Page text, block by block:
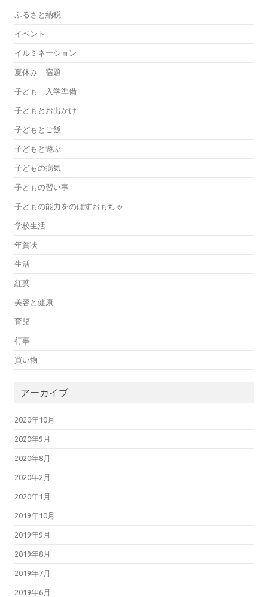
ふるさと納税
イベント
イルミネーション
夏休み 宿題
子ども 入学準備
子どもとお出かけ
子どもとご飯
子どもと遊ぶ
子どもの病気
子どもの習い事
子どもの能力をのばすおもちゃ
学校生活
年賀状
生活
紅葉
美容と健康
育児
行事
買い物
アーカイブ
2020年10月
2020年9月
2020年8月
2020年2月
2020年1月
2019年10月
2019年9月
2019年8月
2019年7月
2019年6月